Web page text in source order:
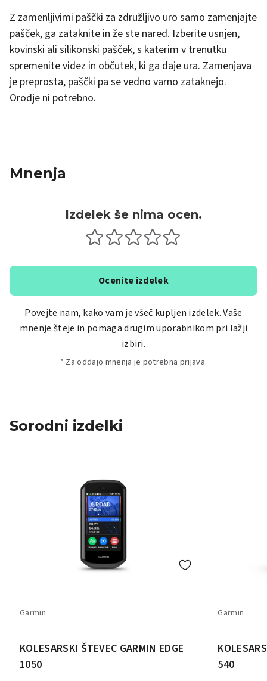
Z zamenljivimi paščki za združljivo uro samo zamenjajte
pašček, ga zataknite in že ste nared. Izberite usnjen,
kovinski ali silikonski pašček, s katerim v trenutku
spremenite videz in občutek, ki ga daje ura. Zamenjava
je preprosta, paščki pa se vedno varno zataknejo.
Orodje ni potrebno.
Mnenja
Izdelek še nima ocen.
Ocenite izdelek
Povejte nam, kako vam je všeč kupljen izdelek. Vaše
mnenje šteje in pomaga drugim uporabnikom pri lažji
izbiri.
* Za oddajo mnenja je potrebna prijava.
Sorodni izdelki
Garmin
KOLESARSKI ŠTEVEC GARMIN EDGE
1050
Garmin
540